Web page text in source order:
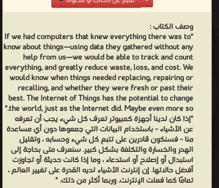
وصف الكتاب :
"If we had computers that knew everything there was to
know about things—using data they gathered without any
help from us—we would be able to track and count
everything, and greatly reduce waste, loss, and cost. We
would know when things needed replacing, repairing or
recalling, and whether they were fresh or past their
best. The Internet of Things has the potential to change
the world, just as the Internet did. Maybe even more so."
"إذا كان لدينا أجهزة كمبيوتر تعرف كل شيء يجب أن تعرفه
عن الأشياء - باستخدام البيانات التي جمعوها دون أي مساعدة
منا - فسنكون قادرين على تتبع كل شيء وحسابه ، وتقليل
الهدر والخسارة والتكلفة بشكل كبير. سنعرف متى بحاجة إلى
استبدال أو إصلاح أو استدعاء ، وما إذا كانت حديثة أو تجاوزت
أفضل حالاتها. إن إنترنت الأشياء لديه القدرة على تغيير العالم ،
تمامًا كما فعلت الإنترنت. وربما أكثر من ذلك. "